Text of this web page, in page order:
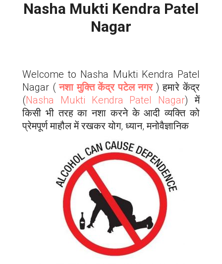
Nasha Mukti Kendra Patel
Nagar
Welcome to Nasha Mukti Kendra Patel
Nagar (नशा मुक्ति केंद्र पटेल नगर ) हमारे केंद्र
(Nasha Mukti Kendra Patel Nagar) में
किसी भी तरह का नशा करने के आदी व्यक्ति को
प्रेमपूर्ण माहौल में रखकर योग, ध्यान, मनोवैज्ञानिक